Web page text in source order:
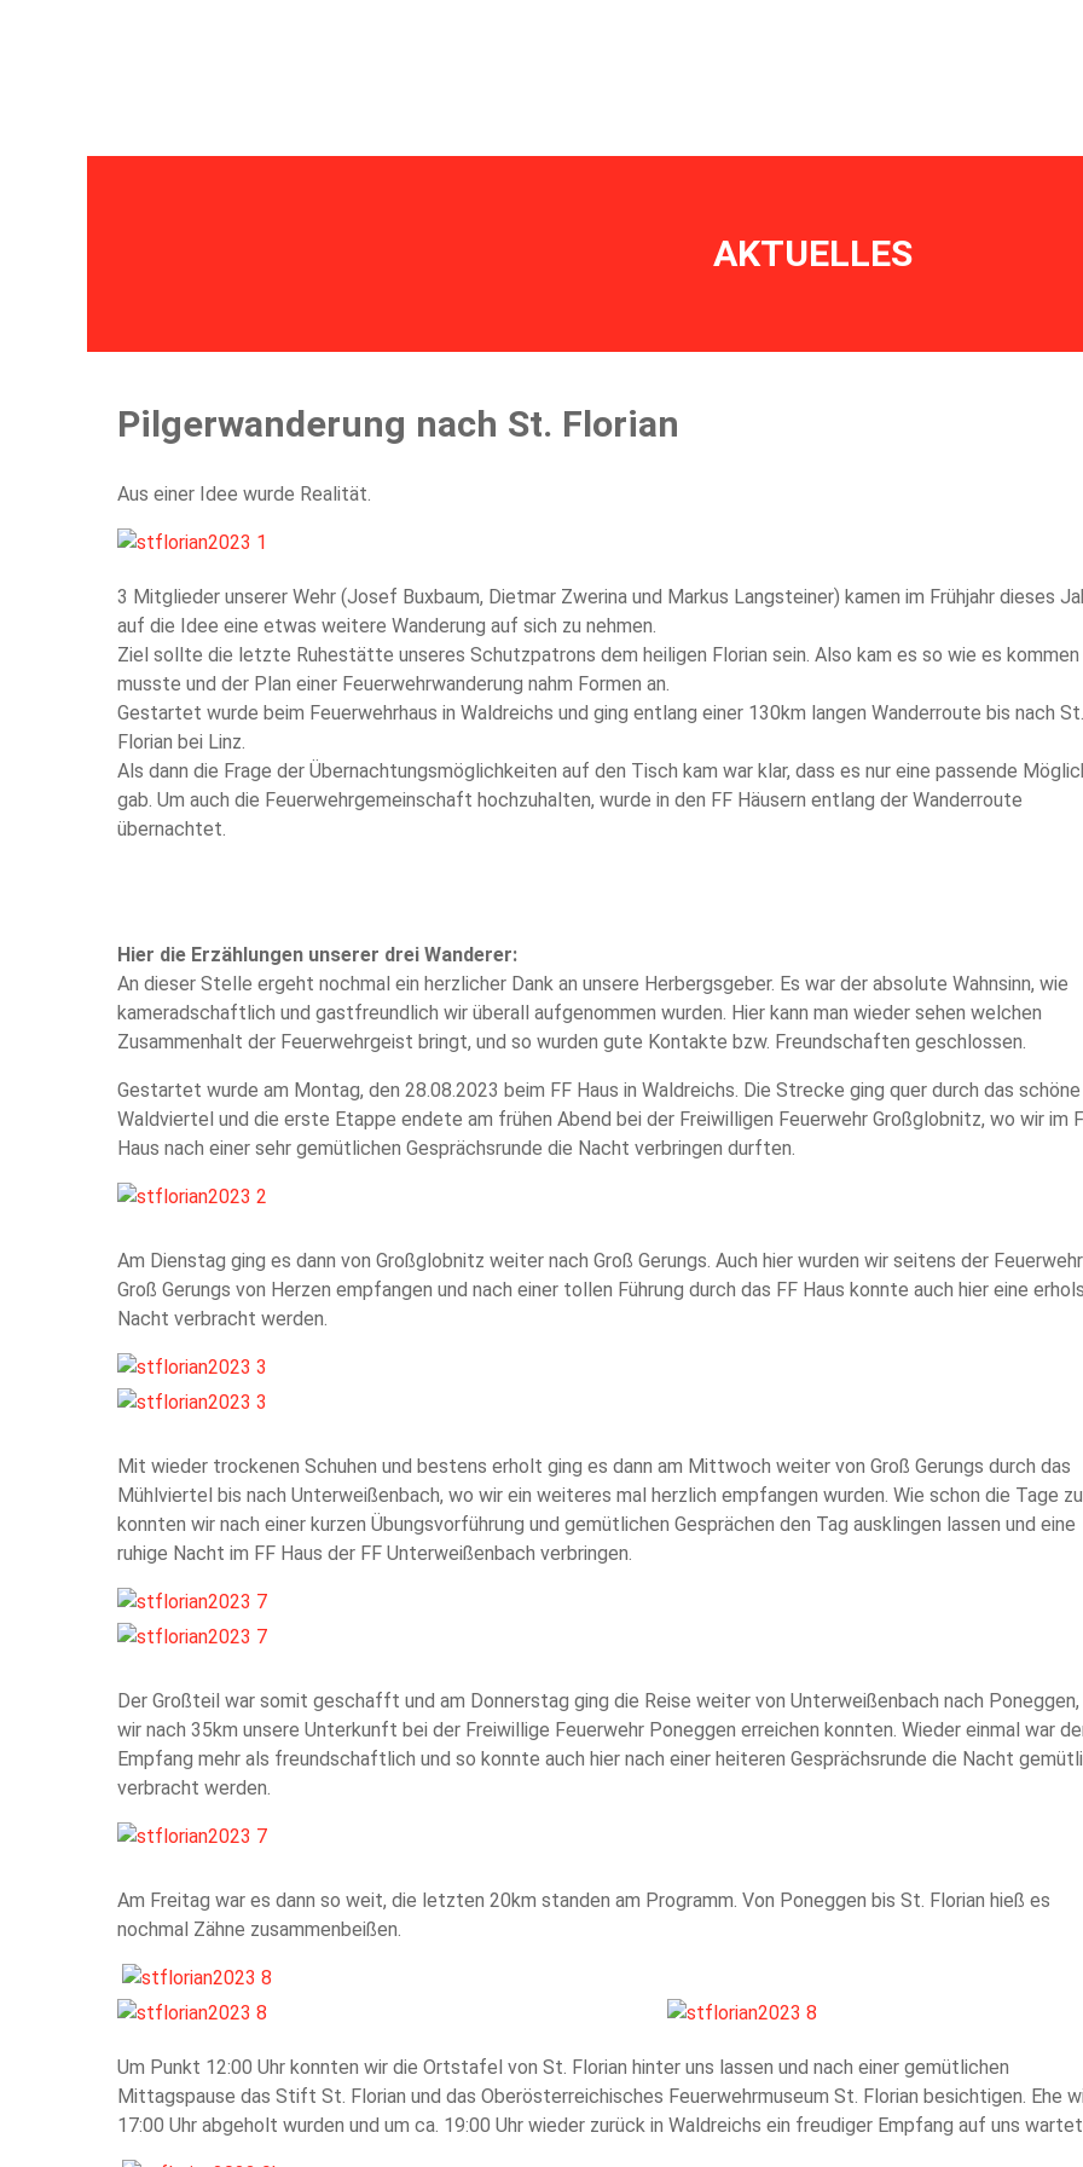
AKTUELLES
Pilgerwanderung nach St. Florian
Aus einer Idee wurde Realität.
3 Mitglieder unserer Wehr (Josef Buxbaum, Dietmar Zwerina und Markus Langsteiner) kamen im Frühjahr dieses
auf die Idee eine etwas weitere Wanderung auf sich zu nehmen.
Ziel sollte die letzte Ruhestätte unseres Schutzpatrons dem heiligen Florian sein. Also kam es so wie es kommen
musste und der Plan einer Feuerwehrwanderung nahm Formen an.
Gestartet wurde beim Feuerwehrhaus in Waldreichs und ging entlang einer 130km langen Wanderroute bis nach St.
Florian bei Linz.
Als dann die Frage der Übernachtungsmöglichkeiten auf den Tisch kam war klar, dass es nur eine passende
gab. Um auch die Feuerwehrgemeinschaft hochzuhalten, wurde in den FF Häusern entlang der Wanderroute
übernachtet.
Hier die Erzählungen unserer drei Wanderer:
An dieser Stelle ergeht nochmal ein herzlicher Dank an unsere Herbergsgeber. Es war der absolute Wahnsinn, wie
kameradschaftlich und gastfreundlich wir überall aufgenommen wurden. Hier kann man wieder sehen welchen
Zusammenhalt der Feuerwehrgeist bringt, und so wurden gute Kontakte bzw. Freundschaften geschlossen.
Gestartet wurde am Montag, den 28.08.2023 beim FF Haus in Waldreichs. Die Strecke ging quer durch das schöne
Waldviertel und die erste Etappe endete am frühen Abend bei der Freiwilligen Feuerwehr Großglobnitz, wo wir im
Haus nach einer sehr gemütlichen Gesprächsrunde die Nacht verbringen durften.
Am Dienstag ging es dann von Großglobnitz weiter nach Groß Gerungs. Auch hier wurden wir seitens der Feuerwehr
Groß Gerungs von Herzen empfangen und nach einer tollen Führung durch das FF Haus konnte auch hier eine
Nacht verbracht werden.
Mit wieder trockenen Schuhen und bestens erholt ging es dann am Mittwoch weiter von Groß Gerungs durch das
Mühlviertel bis nach Unterweißenbach, wo wir ein weiteres mal herzlich empfangen wurden. Wie schon die Tage
konnten wir nach einer kurzen Übungsvorführung und gemütlichen Gesprächen den Tag ausklingen lassen und eine
ruhige Nacht im FF Haus der FF Unterweißenbach verbringen.
Der Großteil war somit geschafft und am Donnerstag ging die Reise weiter von Unterweißenbach nach Poneggen,
wir nach 35km unsere Unterkunft bei der Freiwillige Feuerwehr Poneggen erreichen konnten. Wieder einmal war
Empfang mehr als freundschaftlich und so konnte auch hier nach einer heiteren Gesprächsrunde die Nacht
verbracht werden.
Am Freitag war es dann so weit, die letzten 20km standen am Programm. Von Poneggen bis St. Florian hieß es
nochmal Zähne zusammenbeißen.
Um Punkt 12:00 Uhr konnten wir die Ortstafel von St. Florian hinter uns lassen und nach einer gemütlichen
Mittagspause das Stift St. Florian und das Oberösterreichisches Feuerwehrmuseum St. Florian besichtigen. Ehe
17:00 Uhr abgeholt wurden und um ca. 19:00 Uhr wieder zurück in Waldreichs ein freudiger Empfang auf uns